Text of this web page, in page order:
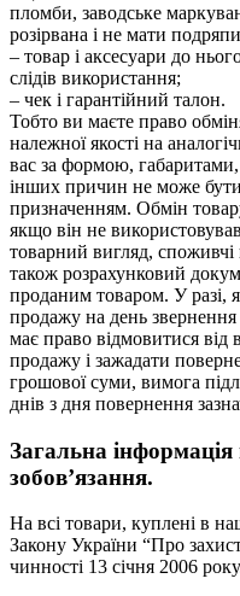
пломби, заводське
розірвана і не мати
– товар і аксесуари до
слідів використання;
– чек і гарантійний талон.
Тобто ви маєте право
належної якості на
вас за формою,
інших причин не може
призначенням. Обмін
якщо він не
товарний вигляд,
також розрахунковий
проданим товаром. У разі,
продажу на день
має право відмовитися від
продажу і зажадати
грошової суми, вимога
днів з дня повернення
Загальна інформація
зобов’язання.
На всі товари, куплені в
Закону України “Про
чинності 13 січня 2006